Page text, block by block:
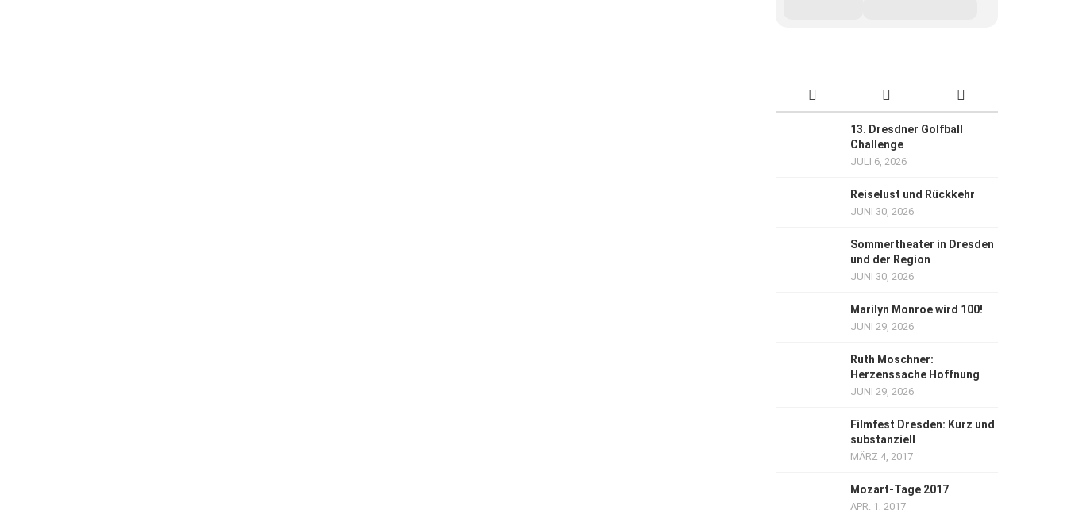
13. Dresdner Golfball
Challenge
JULI 6, 2026
Reiselust und Rückkehr
JUNI 30, 2026
Sommertheater in Dresden
und der Region
JUNI 30, 2026
Marilyn Monroe wird 100!
JUNI 29, 2026
Ruth Moschner:
Herzenssache Hoffnung
JUNI 29, 2026
Filmfest Dresden: Kurz und
substanziell
MÄRZ 4, 2017
Mozart-Tage 2017
APR. 1, 2017